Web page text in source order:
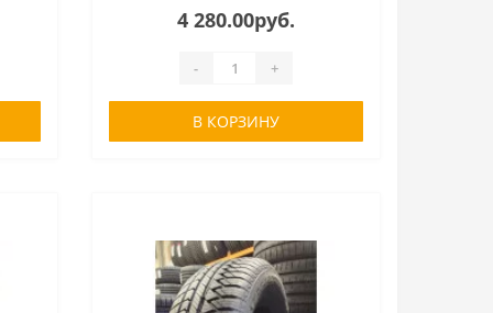
посадочным диаметром от 14 до 17
4 280.00руб.
- +
В КОРЗИНУ